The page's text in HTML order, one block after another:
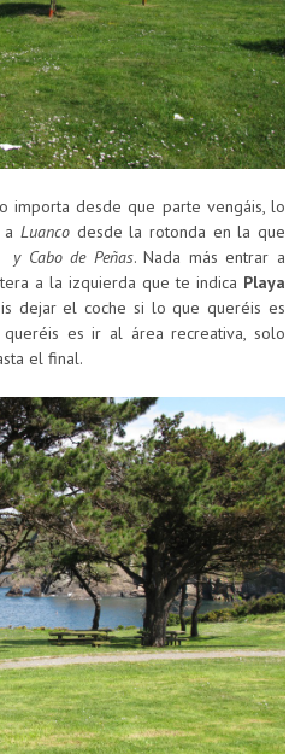
importa desde que parte vengáis, lo
Luancodesde la rotonda en la que
Cabo de Peñas. Nada más entrar a
a la izquierda que te indica Playa
dejar el coche si lo que queréis es
es ir al área recreativa, solo
el final.